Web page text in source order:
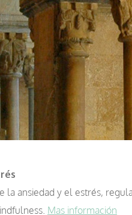
la ansiedad y el estrés,
Mas información